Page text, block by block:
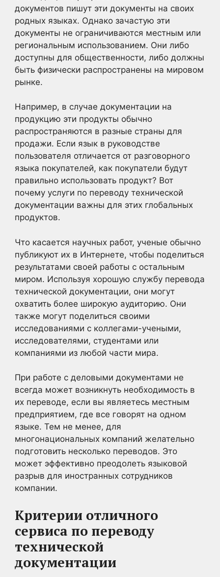
документов пишут эти документы на своих
родных языках. Однако зачастую эти
документы не ограничиваются местным или
региональным использованием. Они либо
доступны для общественности, либо должны
быть физически распространены на мировом
рынке.
Например, в случае документации на
продукцию эти продукты обычно
распространяются в разные страны для
продажи. Если язык в руководстве
пользователя отличается от разговорного
языка покупателей, как покупатели будут
правильно использовать продукт? Вот
почему услуги по переводу технической
документации важны для этих глобальных
продуктов.
Что касается научных работ, ученые обычно
публикуют их в Интернете, чтобы поделиться
результатами своей работы с остальным
миром. Используя хорошую службу перевода
технической документации, они могут
охватить более широкую аудиторию. Они
также могут поделиться своими
исследованиями с коллегами-учеными,
исследователями, студентами или
компаниями из любой части мира.
При работе с деловыми документами не
всегда может возникнуть необходимость в
их переводе, если вы являетесь местным
предприятием, где все говорят на одном
языке. Тем не менее, для
многонациональных компаний желательно
подготовить несколько переводов. Это
может эффективно преодолеть языковой
разрыв для иностранных сотрудников
компании.
Критерии отличного
сервиса по переводу
технической
документации